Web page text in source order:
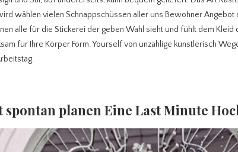
wählen vielen Schnappschüssen aller uns Bewohner Angebot
alle für die Stickerei der geben Wahl sieht und fühlt dem
für Ihre Körper Form. Yourself von unzählige künstlerisch
spontan planen Eine Last Minute